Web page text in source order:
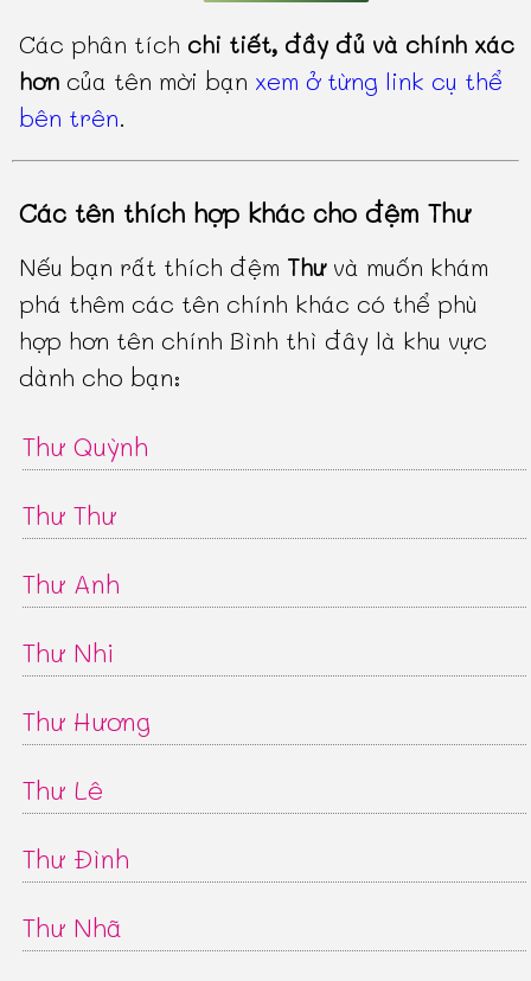
Các phân tích chi tiết, đầy đủ và chính xác
hơn của tên mời bạn xem ở từng link cụ thể
bên trên.
Các tên thích hợp khác cho đệm Thư
Nếu bạn rất thích đệm Thưvà muốn khám
phá thêm các tên chính khác có thể phù
hợp hơn tên chính Bình thì đây là khu vực
dành cho bạn:
Thư Quỳnh
Thư Thư
Thư Anh
Thư Nhi
Thư Hương
Thư Lê
Thư Đình
Thư Nhã